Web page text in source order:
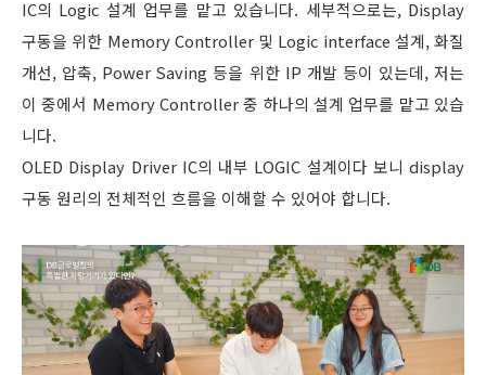
IC의 Logic 설계 업무를 맡고 있습니다. 세부적으로는, Display
구동을 위한 Memory Controller 및 Logic interface 설계, 화질
개선, 압축, Power Saving 등을 위한 IP 개발 등이 있는데, 저는
이 중에서 Memory Controller 중 하나의 설계 업무를 맡고 있습
니다.
OLED Display Driver IC의 내부 LOGIC 설계이다 보니 display
구동 원리의 전체적인 흐름을 이해할 수 있어야 합니다.